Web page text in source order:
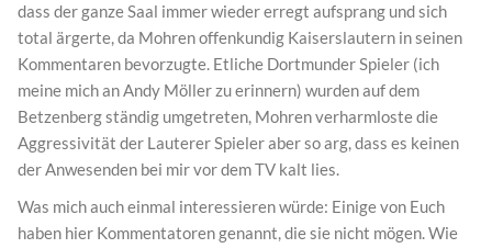
dass der ganze Saal immer wieder erregt aufsprang und sich
total ärgerte, da Mohren offenkundig Kaiserslautern in seinen
Kommentaren bevorzugte. Etliche Dortmunder Spieler (ich
meine mich an Andy Möller zu erinnern) wurden auf dem
Betzenberg ständig umgetreten, Mohren verharmloste die
Aggressivität der Lauterer Spieler aber so arg, dass es keinen
der Anwesenden bei mir vor dem TV kalt lies.
Was mich auch einmal interessieren würde: Einige von Euch
haben hier Kommentatoren genannt, die sie nicht mögen. Wie